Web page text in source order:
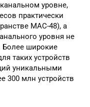
уровне,
практически
MAC-48), а
уровня не
широкие
таких устройств
уникальными
300 млн устройств